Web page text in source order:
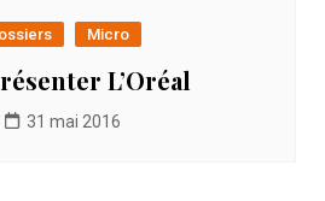
Micro
L’Oréal
31 mai 2016